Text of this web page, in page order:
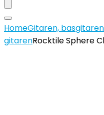
HomeGitaren,
gitarenRocktile Sphere